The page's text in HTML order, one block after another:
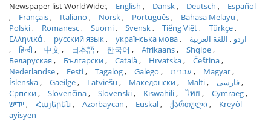
Newspaper list WorldWide: English Dansk Deutsch
Español
Français
Italiano Norsk Português
Bahasa Melayu
Polski
Romanesc Suomi Svensk Tiếng Việt
Türkçe
Ελληνικά
русский язык українська мова اردو
اللغة العربية
हिन्दी
中文 日本語 한국어 Afrikaans
Shqipe
Беларуская
Български Català Hrvatska
Čeština
Nederlandse
Eesti Tagalog Galego עברית
Magyar
Íslenska
Gaeilge Latviešu Македонски Malti
فارسی
Српски
Slovenčina Slovenski Kiswahili ไทย
Cymraeg
ייִדיש
Հայերեն Azərbaycan Euskal ქართული
Kreyòl
ayisyen